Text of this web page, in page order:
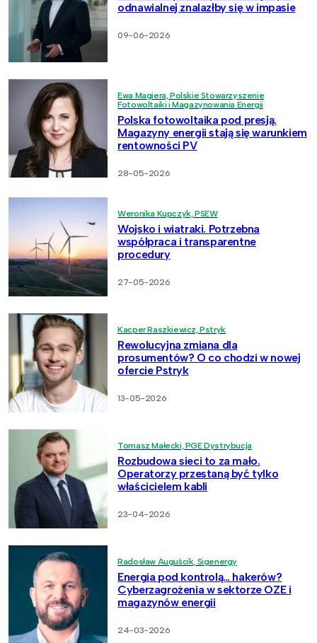
odnawialnej znalazłby się w impasie
09-06-2026
Ewa Magiera, Polskie Stowarzyszenie
Fotowoltaiki i Magazynowania Energii
Polska fotowoltaika pod presją.
Magazyny energii stają się warunkiem
rentowności PV
28-05-2026
Weronika Kupczyk, PSEW
Wojsko i wiatraki. Potrzebna
współpraca i transparentne
procedury
27-05-2026
Kacper Raszkiewicz, Pstryk
Rewolucyjna zmiana dla
prosumentów? O co chodzi w nowej
ofercie Pstryk
13-05-2026
Tomasz Małecki, PGE Dystrybucja
Rozbudowa sieci to za mało.
Operatorzy przestaną być tylko
właścicielem kabli
23-04-2026
Radosław Auguścik, Sigenergy
Energia pod kontrolą… hakerów?
Cyberzagrożenia w sektorze OZE i
magazynów energii
24-03-2026